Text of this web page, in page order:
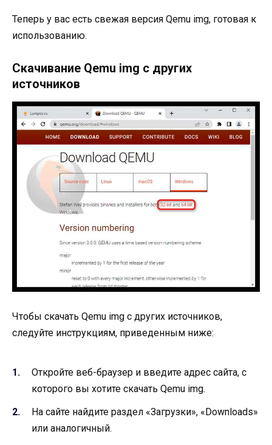
Теперь у вас есть свежая версия Qemu img, готовая к
использованию.
Скачивание Qemu img с других
источников
Чтобы скачать Qemu img с других источников,
следуйте инструкциям, приведенным ниже:
Откройте веб-браузер и введите адрес сайта, с
которого вы хотите скачать Qemu img.
На сайте найдите раздел «Загрузки», «Downloads»
или аналогичный.